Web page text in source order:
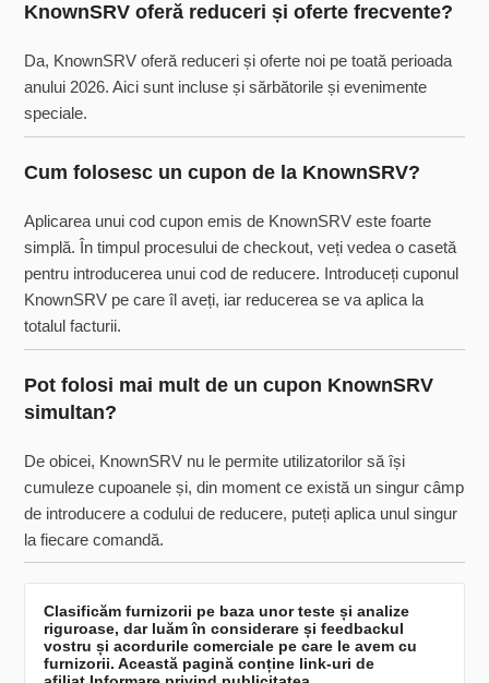
KnownSRV oferă reduceri și oferte frecvente?
Da, KnownSRV oferă reduceri și oferte noi pe toată perioada
anului 2026. Aici sunt incluse și sărbătorile și evenimente
speciale.
Cum folosesc un cupon de la KnownSRV?
Aplicarea unui cod cupon emis de KnownSRV este foarte
simplă. În timpul procesului de checkout, veți vedea o casetă
pentru introducerea unui cod de reducere. Introduceți cuponul
KnownSRV pe care îl aveți, iar reducerea se va aplica la
totalul facturii.
Pot folosi mai mult de un cupon KnownSRV
simultan?
De obicei, KnownSRV nu le permite utilizatorilor să își
cumuleze cupoanele și, din moment ce există un singur câmp
de introducere a codului de reducere, puteți aplica unul singur
la fiecare comandă.
Clasificăm furnizorii pe baza unor teste și analize
riguroase, dar luăm în considerare și feedbackul
vostru și acordurile comerciale pe care le avem cu
furnizorii. Această pagină conține link-uri de